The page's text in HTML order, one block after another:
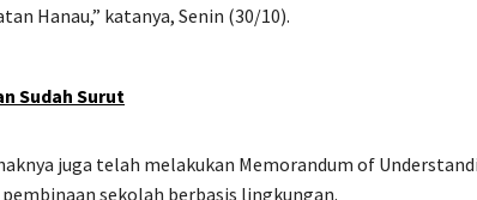
Hanau,” katanya, Senin (30/10).
Sudah Surut
juga telah melakukan Memorandum of
sekolah berbasis lingkungan.